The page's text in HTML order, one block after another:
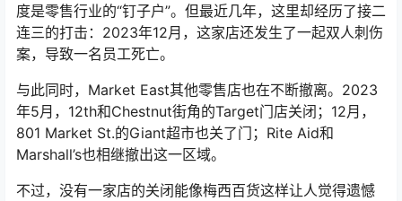
度是零售行业的“钉子户”。但最近几年，这里却经历了接二
连三的打击：2023年12月，这家店还发生了一起双人刺伤
案，导致一名员工死亡。
与此同时，Market East其他零售店也在不断撤离。2023
年5月，12th和Chestnut街角的Target门店关闭；12月，
801 Market St.的Giant超市也关了门；Rite Aid和
Marshall’s也相继撤出这一区域。
不过，没有一家店的关闭能像梅西百货这样让人觉得遗憾